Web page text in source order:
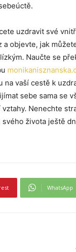
uzdravit své
objevte, jak
Naučte se
na vaší cestě k
sebe sama se
Nenechte
života ještě
WhatsApp